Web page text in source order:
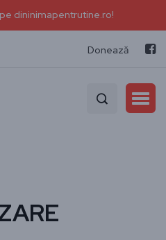
dininimapentrutine.ro!
Donează